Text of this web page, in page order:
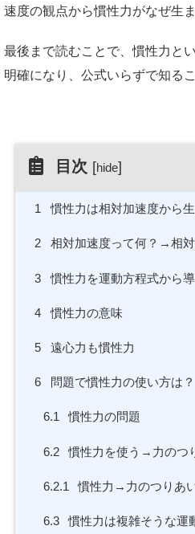
速度の観点から慣性力がなぜ生
最後まで読むことで、慣性力と
明確になり、公式いらずで知る
目次 [hide]
1 慣性力は相対加速度から
2 相対加速度って何？→相
3 慣性力を運動方程式から導
4 慣性力の意味
5 遠心力も慣性力
6 問題で慣性力の使い方は？
6.1 慣性力の問題
6.2 慣性力を使う→力のつ
6.2.1 慣性力→力のつりあ
6.3 慣性力は複雑そうな運